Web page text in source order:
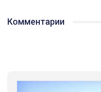
Комментарии